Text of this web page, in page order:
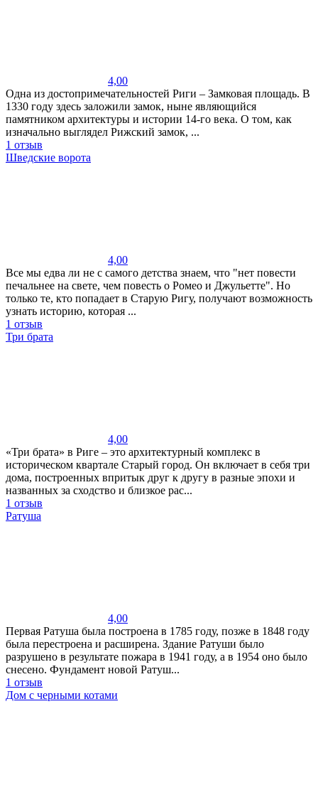
4,00
Одна из достопримечательностей Риги – Замковая площадь. В
1330 году здесь заложили замок, ныне являющийся
памятником архитектуры и истории 14-го века. О том, как
изначально выглядел Рижский замок, ...
1 отзыв
Шведские ворота
4,00
Все мы едва ли не с самого детства знаем, что "нет повести
печальнее на свете, чем повесть о Ромео и Джульетте". Но
только те, кто попадает в Старую Ригу, получают возможность
узнать историю, которая ...
1 отзыв
Три брата
4,00
«Три брата» в Риге – это архитектурный комплекс в
историческом квартале Старый город. Он включает в себя три
дома, построенных впритык друг к другу в разные эпохи и
названных за сходство и близкое рас...
1 отзыв
Ратуша
4,00
Первая Ратуша была построена в 1785 году, позже в 1848 году
была перестроена и расширена. Здание Ратуши было
разрушено в результате пожара в 1941 году, а в 1954 оно было
снесено. Фундамент новой Ратуш...
1 отзыв
Дом с черными котами